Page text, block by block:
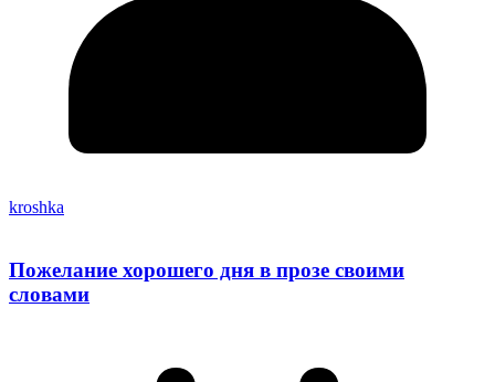
kroshka
Пожелание хорошего дня в прозе своими
словами